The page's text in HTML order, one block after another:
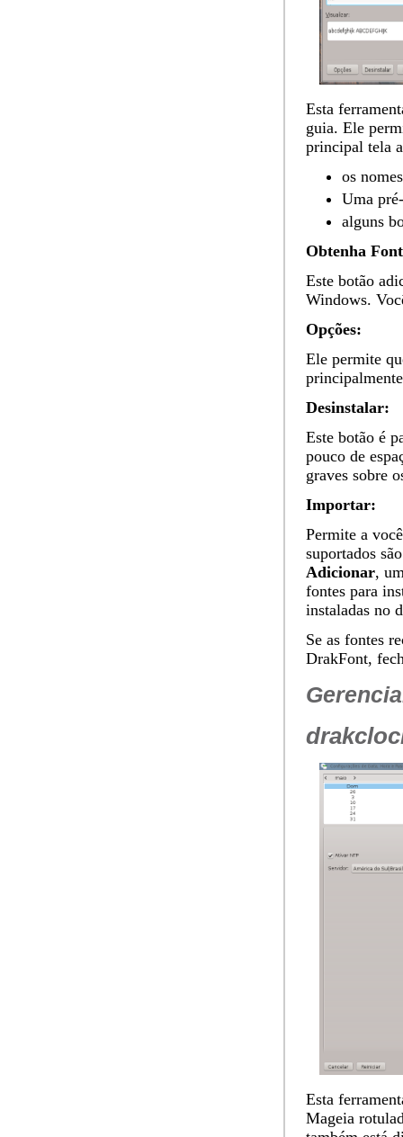
Esta
guia. Ele
principal tela
os
Uma
alguns
Obtenha
Este botão
Windows.
Opções:
Ele permite
Desinstalar:
Este botão é
pouco de
graves sobre
Importar:
Permite a
suportados
Adicionar,
fontes para
instaladas no
Se as fontes
DrakFont,
Esta
Mageia